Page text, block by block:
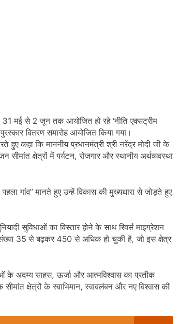
31 मई से 2 जून तक आयोजित हो रहे ‘नीति एक्सट्रीम
वितरण समारोह आयोजित किया गया।
हुए कहा कि माननीय प्रधानमंत्री श्री नरेंद्र मोदी जी के
क्षेत्रों में पर्यटन, रोजगार और स्थानीय अर्थव्यवस्था
गांव” मानते हुए उन्हें विकास की मुख्यधारा से जोड़ते हुए
सुविधाओं का विस्तार होने के साथ रिवर्स माइग्रेशन
संख्या 35 से बढ़कर 450 से अधिक हो चुकी है, जो इस क्षेत्र
के अदम्य साहस, ऊर्जा और आत्मविश्वास का प्रतीक
क्षेत्रों के स्वाभिमान, स्वावलंबन और नए विश्वास की